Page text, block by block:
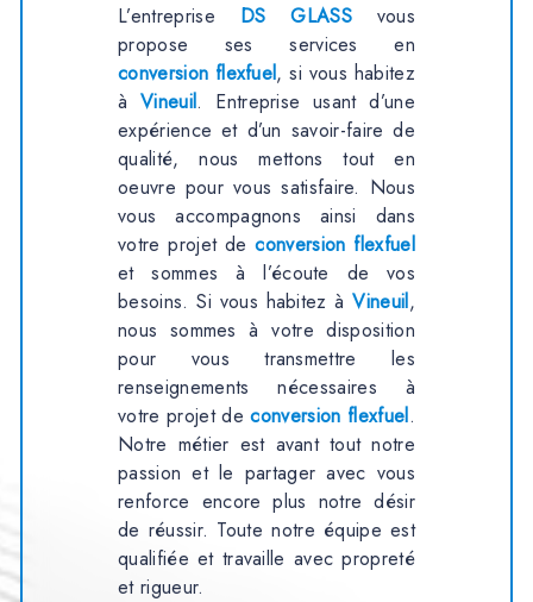
L’entreprise DS GLASSvous
propose ses services en
conversion flexfuel, si vous habitez
à Vineuil. Entreprise usant d’une
expérience et d’un savoir-faire de
qualité, nous mettons tout en
oeuvre pour vous satisfaire. Nous
vous accompagnons ainsi dans
votre projet deconversion flexfuel
et sommes à l’écoute de vos
besoins. Si vous habitez àVineuil,
nous sommes à votre disposition
pour vous transmettre les
renseignements nécessaires à
votre projet deconversion flexfuel.
Notre métier est avant tout notre
passion et le partager avec vous
renforce encore plus notre désir
de réussir. Toute notre équipe est
qualifiée et travaille avec propreté
et rigueur.